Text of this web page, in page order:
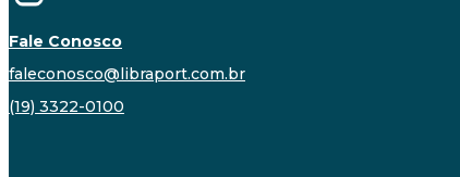
Fale Conosco
faleconosco@libraport.com.br
(19) 3322-0100